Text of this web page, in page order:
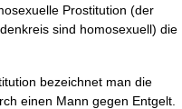
Prostitution (der
sind homosexuell) die
bezeichnet man die
einen Mann gegen Entgelt.